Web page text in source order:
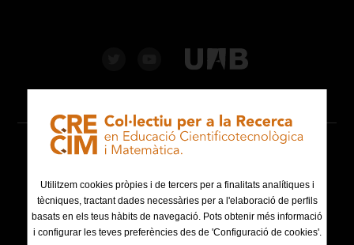
Avís legal
Política de privacitat
Política de cookies
Utilitzem cookies pròpies i de tercers per a finalitats analítiques i
tècniques, tractant dades necessàries per a l'elaboració de perfils
basats en els teus hàbits de navegació. Pots obtenir més informació
i configurar les teves preferències des de 'Configuració de cookies'.